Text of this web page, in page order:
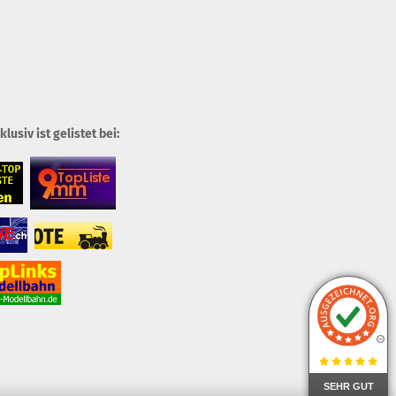
ist gelistet bei:
SEHR GUT